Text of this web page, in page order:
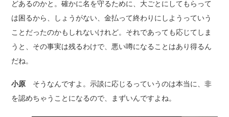
どあるのかと。確かに名を守るために、大ごとにしてもらって
は困るから、しょうがない、金払って終わりにしようっていう
ことだったのかもしれないけれど。それであっても応じてしま
うと、その事実は残るわけで、悪い噂になることはあり得るん
だね。
小原 そうなんですよ。示談に応じるっていうのは本当に、非
を認めちゃうことになるので、まずいんですよね。